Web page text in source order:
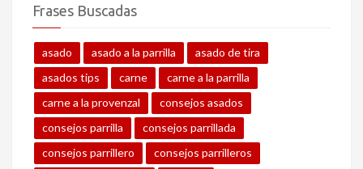
Frases Buscadas
asado asado a la parrilla
asado de tira
asados tips
carne
carne a la parrilla
carne a la provenzal
consejos asados
consejos parrilla
consejos parrillada
consejos parrillero
consejos parrilleros